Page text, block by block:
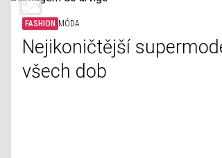
FASHION MÓDA
Nejikoničtější
všech dob